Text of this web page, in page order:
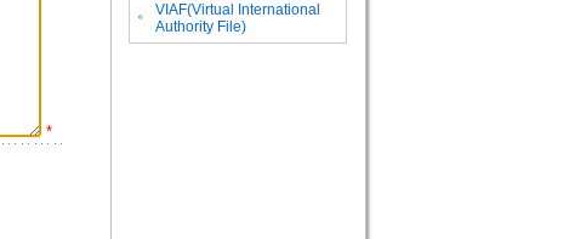
*
。
VIAF(Virtual International
Authority File)